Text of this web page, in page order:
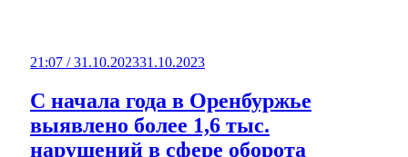
21:07 / 31.10.202331.10.2023
С начала года в Оренбуржье
выявлено более 1,6 тыс.
нарушений в сфере оборота